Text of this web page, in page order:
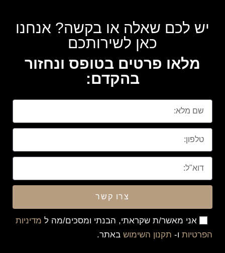
יש לכם שאלה או בקשה? אנחנו
כאן לשירותכם
מלאו פרטים בטופס ונחזור
בהקדם:
אני מאשר/ת שקראתי, הבנתי ומסכים/מה ל מדיניות
הפרטיות ו- תקנון השימוש באתר.
צרו קשר